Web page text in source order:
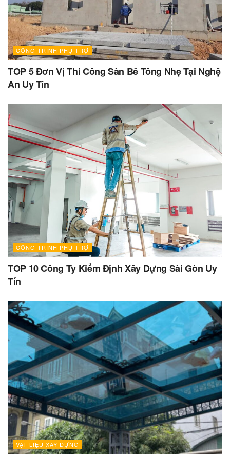
CÔNG TRÌNH PHỤ TRỢ
TOP 5 Đơn Vị Thi Công Sàn Bê Tông Nhẹ Tại Nghệ
An Uy Tín
CÔNG TRÌNH PHỤ TRỢ
TOP 10 Công Ty Kiểm Định Xây Dựng Sài Gòn Uy
Tín
VẬT LIỆU XÂY DỰNG